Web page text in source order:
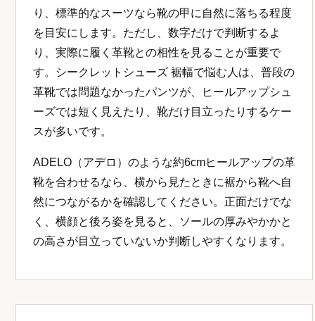
り、標準的なスーツなら靴の甲に自然に落ちる程度
を目安にします。ただし、数字だけで判断するよ
り、実際に履く革靴との相性を見ることが重要で
す。シークレットシューズ 裾幅で悩む人は、普段の
革靴では問題なかったパンツが、ヒールアップシュ
ーズでは短く見えたり、靴だけ目立ったりするケー
スが多いです。
ADELO（アデロ）のような約6cmヒールアップの革
靴を合わせるなら、横から見たときに裾から靴へ自
然につながるかを確認してください。正面だけでな
く、横顔と後ろ姿を見ると、ソールの厚みやかかと
の高さが目立っていないか判断しやすくなります。